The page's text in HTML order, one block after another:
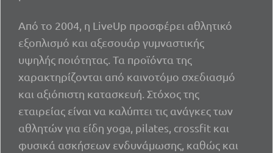
Από το 2004, η LiveUp προσφέρει αθλητικό
εξοπλισμό και αξεσουάρ γυμναστικής
υψηλής ποιότητας. Τα προϊόντα της
χαρακτηρίζονται από καινοτόμο σχεδιασμό
και αξιόπιστη κατασκευή. Στόχος της
εταιρείας είναι να καλύπτει τις ανάγκες των
αθλητών για είδη yoga, pilates, crossfit και
φυσικά ασκήσεων ενδυνάμωσης, καθώς και